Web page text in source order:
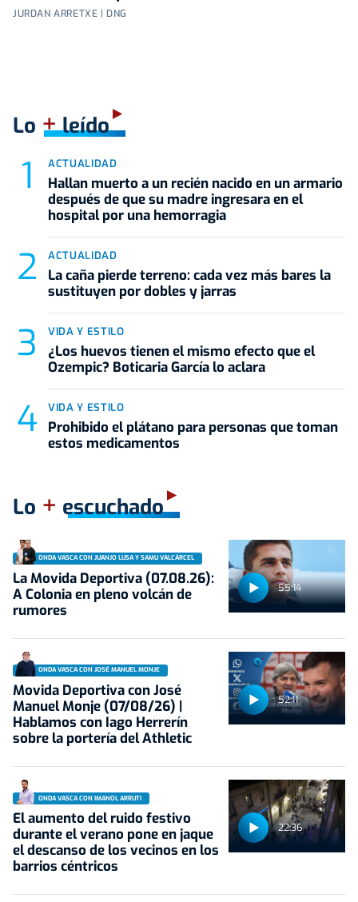
JURDAN ARRETXE | DNG
Lo +leído
ACTUALIDAD
Hallan muerto a un recién nacido en un armario
después de que su madre ingresara en el
hospital por una hemorragia
ACTUALIDAD
La caña pierde terreno: cada vez más bares la
sustituyen por dobles y jarras
VIDA Y ESTILO
¿Los huevos tienen el mismo efecto que el
Ozempic? Boticaria García lo aclara
VIDA Y ESTILO
Prohibido el plátano para personas que toman
estos medicamentos
Lo + escuchado
55:14
ONDA VASCA CON JUANJO LUSA Y SAMU VALCÁRCEL
La Movida Deportiva (07.08.26):
A Colonia en pleno volcán de
rumores
52:11
ONDA VASCA CON JOSÉ MANUEL MONJE
Movida Deportiva con José
Manuel Monje (07/08/26) |
Hablamos con Iago Herrerín
sobre la portería del Athletic
22:36
ONDA VASCA CON IMANOL ARRUTI
El aumento del ruido festivo
durante el verano pone en jaque
el descanso de los vecinos en los
barrios céntricos